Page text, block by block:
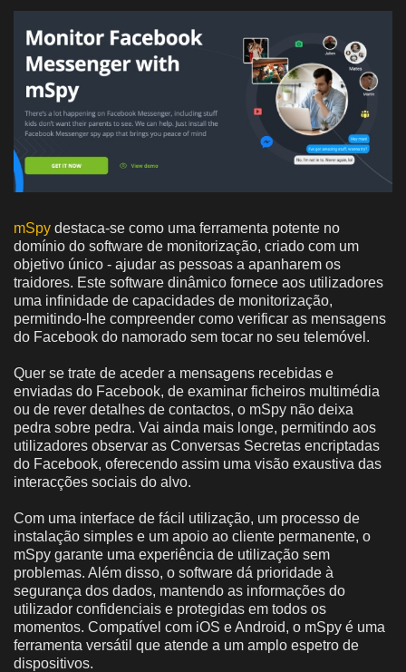
mSpy destaca-se como uma ferramenta potente no
domínio do software de monitorização, criado com um
objetivo único - ajudar as pessoas a apanharem os
traidores. Este software dinâmico fornece aos utilizadores
uma infinidade de capacidades de monitorização,
permitindo-lhe compreender como verificar as mensagens
do Facebook do namorado sem tocar no seu telemóvel.
Quer se trate de aceder a mensagens recebidas e
enviadas do Facebook, de examinar ficheiros multimédia
ou de rever detalhes de contactos, o mSpy não deixa
pedra sobre pedra. Vai ainda mais longe, permitindo aos
utilizadores observar as Conversas Secretas encriptadas
do Facebook, oferecendo assim uma visão exaustiva das
interacções sociais do alvo.
Com uma interface de fácil utilização, um processo de
instalação simples e um apoio ao cliente permanente, o
mSpy garante uma experiência de utilização sem
problemas. Além disso, o software dá prioridade à
segurança dos dados, mantendo as informações do
utilizador confidenciais e protegidas em todos os
momentos. Compatível com iOS e Android, o mSpy é uma
ferramenta versátil que atende a um amplo espetro de
dispositivos.